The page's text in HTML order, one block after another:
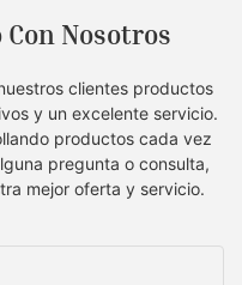
Nosotros
clientes productos
y un excelente servicio.
productos cada vez
pregunta o consulta,
mejor oferta y servicio.